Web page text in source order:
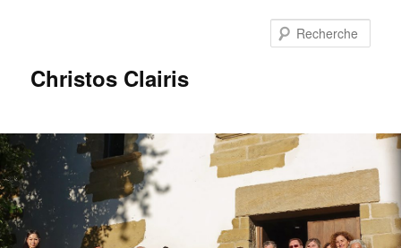
Christos Clairis